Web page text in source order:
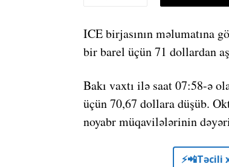
ICE birjasının məlumatına
bir barel üçün 71 dollardan
Bakı vaxtı ilə saat 07:58-ə
üçün 70,67 dollara düşüb.
noyabr müqavilələrinin